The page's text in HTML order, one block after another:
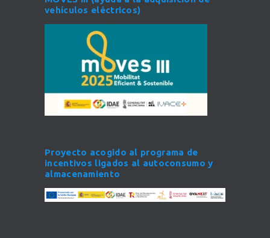
vehículos eléctricos)
Proyecto acogido al programa de
incentivos ligados al autoconsumo y
almacenamiento